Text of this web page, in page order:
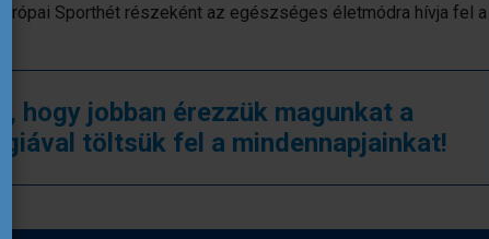
Sporthét részeként az egészséges életmódra hívja fel a
hogy jobban érezzük magunkat a
töltsük fel a mindennapjainkat!